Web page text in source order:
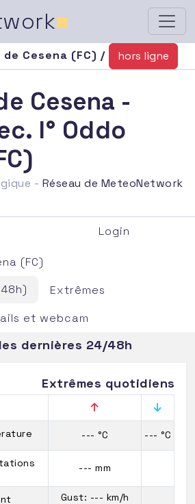
■
Cesena (FC) / hors ligne
Cesena -
I° Oddo
- Réseau de MeteoNetwork
Login
(FC)
Extrêmes
et webcam
dernières 24/48h
Extrêmes quotidiens
--- °C --- °C
--- mm
Gust: --- km/h